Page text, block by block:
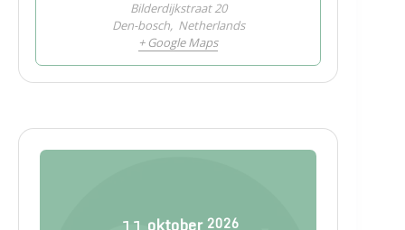
Bilderdijkstraat 20
Den-bosch, Netherlands
+ Google Maps
oktober 2026